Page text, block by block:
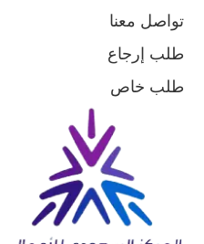
تواصل معنا
طلب إرجاع
طلب خاص